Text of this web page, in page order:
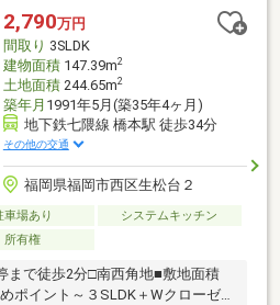
2,790万円
間取り 3SLDK
建物面積147.39m2
土地面積244.65m2
築年月 1991年5月(築35年4ヶ月)
地下鉄七隈線 橋本駅 徒歩34分
その他の交通
福岡県福岡市西区生松台２
車場あり
システムキッチン
所有権
まで徒歩2分□南西角地■敷地面積
ポイント～３SLDK＋Wクローゼッ